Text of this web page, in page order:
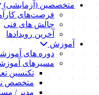
متخصصین (آزمایشی)
فرصت‌های
چالش های فنی
آخرین رویدادها
آموزش
دوره های
مسیرهای
تکنسین
متخصص
مدیر /